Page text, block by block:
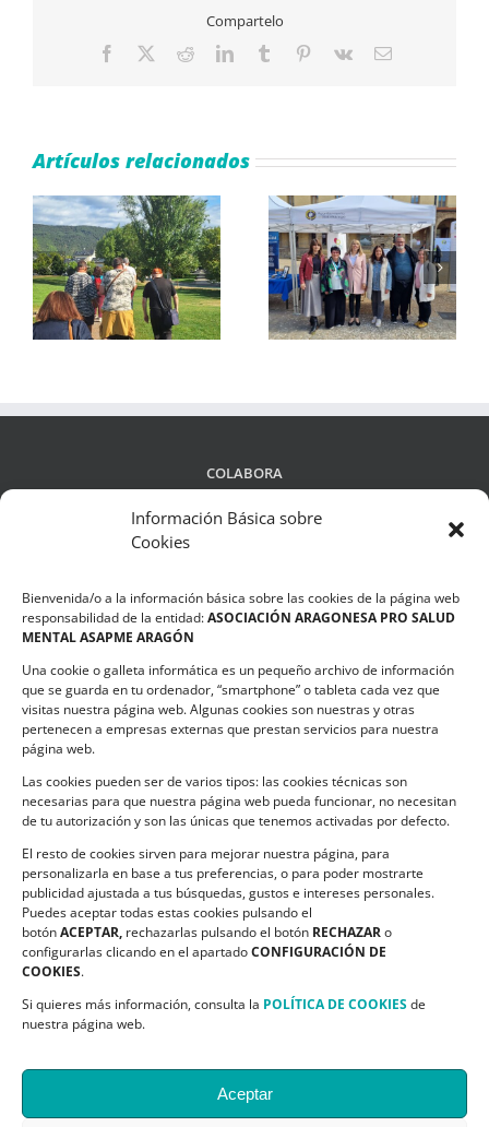
Información Básica sobre
Cookies
Bienvenida/o a la información básica sobre las cookies de la página web
responsabilidad de la entidad:ASOCIACIÓN ARAGONESA PRO SALUD
MENTAL ASAPME ARAGÓN
Una cookie o galleta informática es un pequeño archivo de información
que se guarda en tu ordenador, “smartphone” o tableta cada vez que
visitas nuestra página web. Algunas cookies son nuestras y otras
pertenecen a empresas externas que prestan servicios para nuestra
página web.
Las cookies pueden ser de varios tipos: las cookies técnicas son
necesarias para que nuestra página web pueda funcionar, no necesitan
de tu autorización y son las únicas que tenemos activadas por defecto.
El resto de cookies sirven para mejorar nuestra página, para
personalizarla en base a tus preferencias, o para poder mostrarte
publicidad ajustada a tus búsquedas, gustos e intereses personales.
Puedes aceptar todas estas cookies pulsando el
botónACEPTAR, rechazarlas pulsando el botón RECHAZARo
configurarlas clicando en el apartadoCONFIGURACIÓN DE
COOKIES.
Si quieres más información, consulta la POLÍTICA DE COOKIESde
nuestra página web.
Aceptar
Compartelo
Facebook RedditLinkedInTumblr Pinterest
Vk
Correo
Artículos relacionados
ASAPME Aragón
divulga su trabajo en
Zaragoza, Sabiñánigo
y Casetas
El IV Ciclo de Salud
Mental Infantojuvenil
aborda el fenómeno
del bullying
COLABORA
Política de privacidad
Compromiso de Protección de Datos
Política de Cookies
CONTACTO
C/ Ciudadela s/n. Parque Delicias.
50017 Zaragoza
Teléfono:976 532 499
Email:asapme@asapme.org